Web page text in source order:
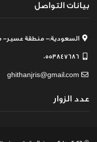
بيانات التواصل
السعودية:- منطقة عسير-
0553847686
ghithanjris@gmail.com
عدد الزوار